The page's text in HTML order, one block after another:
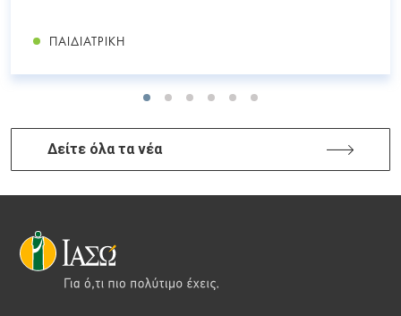
ΠΑΙΔΙΑΤΡΙΚΉ
Δείτε όλα τα νέα